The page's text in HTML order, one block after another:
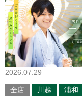
2026.07.29
全店 川越 浦和